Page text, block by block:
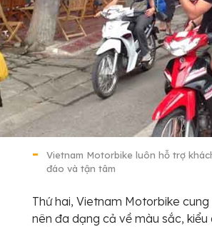
Vietnam Motorbike luôn hỗ trợ
đáo và tận tâm
Thứ hai, Vietnam Motorbike
nên đa dạng cả về màu sắc,